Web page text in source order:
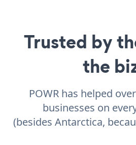
Trusted by
the
POWR has helped
businesses on
(besides Antarctica,